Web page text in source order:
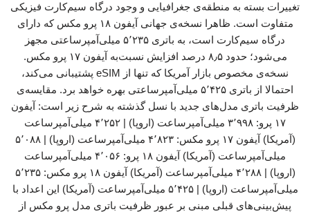
تغییرات بسته به منطقه‌ی جغرافیایی و وجود درگاه سیم‌کارت فیزیکی
متفاوت است. ظاهرا نسخه‌ی جهانی آیفون ۱۸ پرو مکس که دارای
درگاه سیم‌کارت است، به باتری ۵٬۲۳۵ میلی‌آمپرساعتی مجهز
می‌شود؛ حدود ۸٫۵ درصد افزایش نسبت‌به آیفون ۱۷ پرو مکس.
نسخه‌ی مخصوص بازار آمریکا که تنها از eSIM پشتیبانی می‌کند،
احتمالا از باتری ۵٬۴۲۵ میلی‌آمپرساعتی بهره خواهد برد. مقایسه‌ی
ظرفیت باتری مدل‌های جدید با نسل گذشته به شرح زیر است: آیفون
۱۷ پرو: ۳٬۹۹۸ میلی‌آمپرساعت (اروپا) | ۴٬۲۵۲ میلی‌آمپرساعت
(آمریکا) آیفون ۱۷ پرو مکس: ۴٬۸۲۳ میلی‌آمپرساعت (اروپا) | ۵٬۰۸۸
میلی‌آمپرساعت (آمریکا) آیفون ۱۸ پرو: ۴٬۰۵۶ میلی‌آمپرساعت
(اروپا) | ۴٬۲۸۸ میلی‌آمپرساعت (آمریکا) آیفون ۱۸ پرو مکس: ۵٬۲۳۵
میلی‌آمپرساعت (اروپا) | ۵٬۴۲۵ میلی‌آمپرساعت (آمریکا) این اعداد با
پیش‌بینی‌های قبلی مبنی بر عبور ظرفیت باتری مدل پرو مکس از